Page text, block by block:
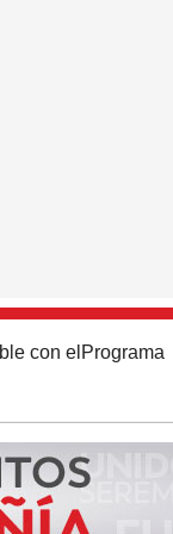
con el Programa